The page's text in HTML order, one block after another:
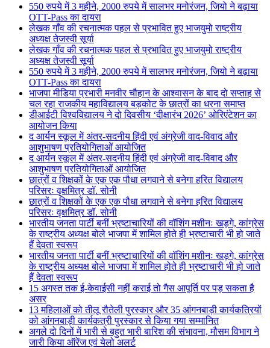
550 रुपये में 3 महीने, 2000 रुपये में सालभर मनोरंजन, जियो ने बढ़ाया
OTT-Pass का दायरा
लेखक गाँव की रचनात्मक पहल से प्रभावित हुए भाजयुमो राष्ट्रीय
अध्यक्ष तेजस्वी सूर्या
लेखक गाँव की रचनात्मक पहल से प्रभावित हुए भाजयुमो राष्ट्रीय
अध्यक्ष तेजस्वी सूर्या
550 रुपये में 3 महीने, 2000 रुपये में सालभर मनोरंजन, जियो ने बढ़ाया
OTT-Pass का दायरा
भाजपा मीडिया प्रभारी मनवीर चौहान के आश्वासन के बाद दो सप्ताह से
चल रहा राजकीय महाविद्यालय बड़कोट के छात्रों का धरना समाप्त
डीआईटी विश्वविद्यालय ने दो दिवसीय ‘दीक्षारंभ 2026’ ओरिएंटेशन का
आयोजन किया
द आर्यन स्कूल में अंतर-सदनीय हिंदी एवं अंग्रेजी वाद-विवाद और
आशुभाषण प्रतियोगिताओं आयोजित
द आर्यन स्कूल में अंतर-सदनीय हिंदी एवं अंग्रेजी वाद-विवाद और
आशुभाषण प्रतियोगिताओं आयोजित
छात्रों व शिक्षकों के एक एक पौधा लगवाने से बनेगा हरित विद्यालय
परिसरः वृक्षमित्र डॉ. सोनी
छात्रों व शिक्षकों के एक एक पौधा लगवाने से बनेगा हरित विद्यालय
परिसरः वृक्षमित्र डॉ. सोनी
भारतीय जनता पार्टी बनीं भ्रष्टाचारियों की वॉशिंग मशीनः खड़गे, कांग्रेस
के राष्ट्रीय अध्यक्ष बोले भाजपा में शामिल होते ही भ्रष्टाचारी भी हो जाते
हैं देवता स्वरूप
भारतीय जनता पार्टी बनीं भ्रष्टाचारियों की वॉशिंग मशीनः खड़गे, कांग्रेस
के राष्ट्रीय अध्यक्ष बोले भाजपा में शामिल होते ही भ्रष्टाचारी भी हो जाते
हैं देवता स्वरूप
15 अगस्त तक ई-केवाईसी नहीं कराई तो गैस आपूर्ति पर पड़ सकता है
असर
13 महिलाओं को तीलू रौतेली पुरस्कार और 35 आंगनबाड़ी कार्यकत्रियों
को आंगनबाड़ी कार्यकत्री पुरस्कार से किया गया सम्मानित
अगले दो दिनों में भारी से बहुत भारी बारिश की संभावना, मौसम विभाग ने
जारी किया ऑरेंज एवं येलो अलर्ट